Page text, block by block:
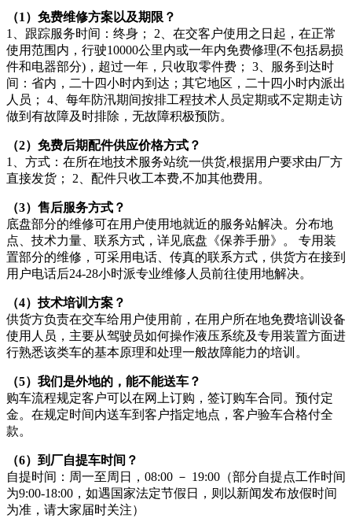
（1）免费维修方案以及期限？
1、跟踪服务时间：终身； 2、在交客户使用之日起，在正常
使用范围内，行驶10000公里内或一年内免费修理(不包括易损
件和电器部分)，超过一年，只收取零件费； 3、服务到达时
间：省内，二十四小时内到达；其它地区，二十四小时内派出
人员； 4、每年防汛期间按排工程技术人员定期或不定期走访
做到有故障及时排除，无故障积极预防。
（2）免费后期配件供应价格方式？
1、方式：在所在地技术服务站统一供货,根据用户要求由厂方
直接发货； 2、配件只收工本费,不加其他费用。
（3）售后服务方式？
底盘部分的维修可在用户使用地就近的服务站解决。分布地
点、技术力量、联系方式，详见底盘《保养手册》。 专用装
置部分的维修，可采用电话、传真的联系方式，供货方在接到
用户电话后24-28小时派专业维修人员前往使用地解决。
（4）技术培训方案？
供货方负责在交车给用户使用前，在用户所在地免费培训设备
使用人员，主要从驾驶员如何操作液压系统及专用装置方面进
行熟悉该类车的基本原理和处理一般故障能力的培训。
（5）我们是外地的，能不能送车？
购车流程规定客户可以在网上订购，签订购车合同。预付定
金。在规定时间内送车到客户指定地点，客户验车合格付全
款。
（6）到厂自提车时间？
自提时间：周一至周日，08:00 － 19:00（部分自提点工作时间
为9:00-18:00，如遇国家法定节假日，则以新闻发布放假时间
为准，请大家届时关注）